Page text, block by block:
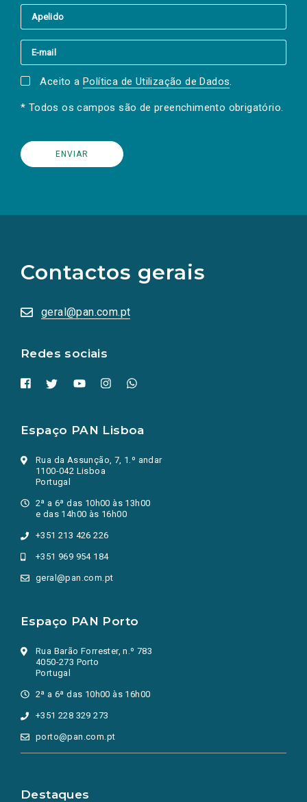
Aceito a Política de Utilização de Dados.
* Todos os campos são de preenchimento obrigatório.
Contactos gerais
geral@pan.com.pt
Redes sociais
redes
sociais
numa
nova
Espaço PAN Lisboa
Rua da Assunção, 7, 1.º andar
1100-042 Lisboa
Portugal
2ª a 6ª das 10h00 às 13h00
e das 14h00 às 16h00
+351 213 426 226
+351 969 954 184
geral@pan.com.pt
Espaço PAN Porto
Rua Barão Forrester, n.º 783
4050-273 Porto
Portugal
2ª a 6ª das 10h00 às 16h00
+351 228 329 273
porto@pan.com.pt
Destaques